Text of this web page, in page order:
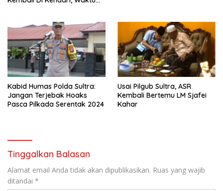
Kabid Humas Polda Sultra:
Jangan Terjebak Hoaks
Pasca Pilkada Serentak 2024
Usai Pilgub Sultra, ASR
Kembali Bertemu LM Sjafei
Kahar
Tinggalkan Balasan
Alamat email Anda tidak akan dipublikasikan. Ruas yang wajib
ditandai *